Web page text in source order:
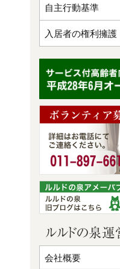
自主行動基準
入居者の権利擁護
会社概要